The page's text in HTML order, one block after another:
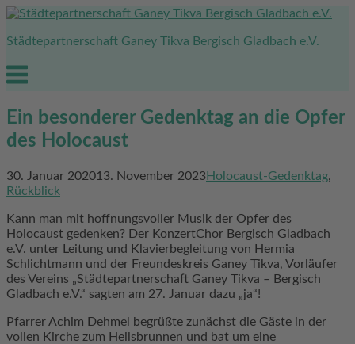
Skip
content
Städtepartnerschaft Ganey Tikva Bergisch Gladbach e.V.
Menu
Ein besonderer Gedenktag an die Opfer
des Holocaust
30. Januar 202013. November 2023Holocaust-Gedenktag,
Rückblick
Kann man mit hoffnungsvoller Musik der Opfer des
Holocaust gedenken? Der KonzertChor Bergisch Gladbach
e.V. unter Leitung und Klavierbegleitung von Hermia
Schlichtmann und der Freundeskreis Ganey Tikva, Vorläufer
des Vereins „Städtepartnerschaft Ganey Tikva – Bergisch
Gladbach e.V.“ sagten am 27. Januar dazu „ja“!
Pfarrer Achim Dehmel begrüßte zunächst die Gäste in der
vollen Kirche zum Heilsbrunnen und bat um eine